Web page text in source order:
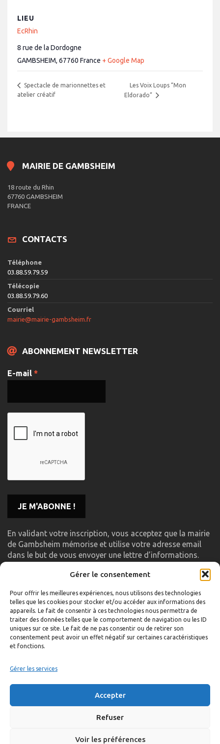
Gérer le consentement
Pour offrir les meilleures expériences, nous utilisons des technologies
telles que les cookies pour stocker et/ou accéder aux informations des
appareils. Le fait de consentir à ces technologies nous permettra de
traiter des données telles que le comportement de navigation ou les ID
uniques sur ce site. Le fait de ne pas consentir ou de retirer son
consentement peut avoir un effet négatif sur certaines caractéristiques
et fonctions.
Gérer les services
Accepter
Refuser
Voir les préférences
LIEU
EcRhin
8 rue de la Dordogne
GAMBSHEIM, 67760 France + Google Map
Spectacle de marionnettes et
atelier créatif
Les Voix Loups “Mon
Eldorado”
MAIRIE DE GAMBSHEIM
18 route du Rhin
67760 GAMBSHEIM
FRANCE
CONTACTS
Téléphone
03.88.59.79.59
Télécopie
03.88.59.79.60
Courriel
mairie@mairie-gambsheim.fr
ABONNEMENT NEWSLETTER
E-mail *
En validant votre inscription, vous acceptez que la mairie
de Gambsheim mémorise et utilise votre adresse email
dans le but de vous envoyer une lettre d’informations.
LIENS UTILES
Accueil
Formulaire de contact
Gambs TV
Mentions légales
Politique de confidentialité